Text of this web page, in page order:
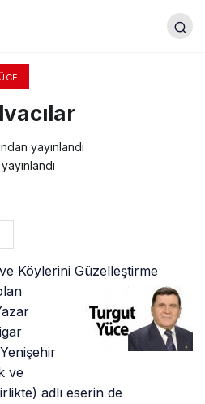
yayınlandı
yayınlandı
Köylerini Güzelleştirme
ve
adlı eserin de